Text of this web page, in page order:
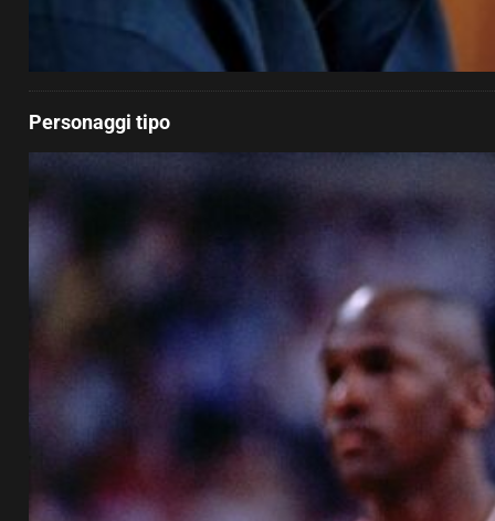
Personaggi tipo